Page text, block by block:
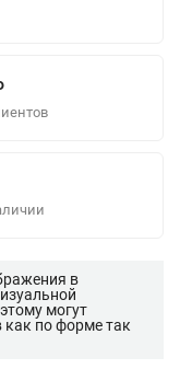
в
могут
как по форме так